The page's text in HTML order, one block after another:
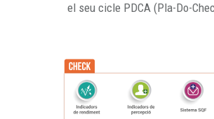
el seu cicle PDCA (Pla-Do-